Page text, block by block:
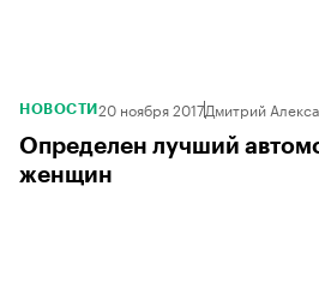
НОВОСТИ 20 ноября 2017Дмитрий
Определен лучший
женщин